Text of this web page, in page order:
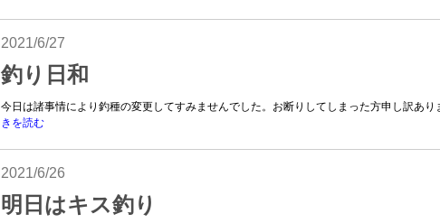
2021/6/27
釣り日和
今日は諸事情により釣種の変更してすみませんでした。お断りしてしまった方申し訳あり
きを読む
2021/6/26
明日はキス釣り